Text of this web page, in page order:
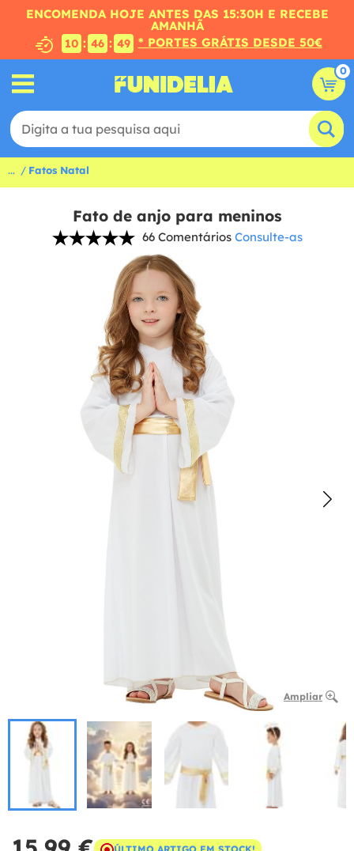
ENCOMENDA HOJE ANTES DAS 15:30H E RECEBE
AMANHÃ
10 : 46 : 48 * PORTES GRÁTIS DESDE 50€
0
... Fatos Natal
Fato de anjo para meninos
66 Comentários Consulte-as
Ampliar